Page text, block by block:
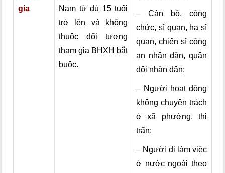
gia
Nam từ đủ 15 tuổi
trở lên và không
thuộc đối tượng
tham gia BHXH bắt
buộc.
– Cán bộ, công
chức, sĩ quan, hạ sĩ
quan, chiến sĩ công
an nhân dân, quân
đội nhân dân;
– Người hoạt động
không chuyên trách
ở xã phường, thị
trấn;
– Người đi làm việc
ở nước ngoài theo